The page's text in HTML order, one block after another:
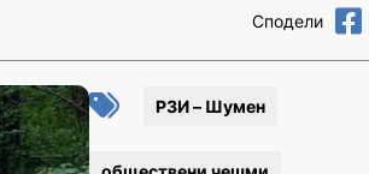
Сподели
РЗИ – Шумен